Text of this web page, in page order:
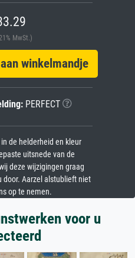
MwSt.)
winkelmandje
PERFECT
de helderheid en kleur
uitsnede van de
deze wijzigingen graag
door. Aarzel alstublieft niet
op te nemen.
voor u